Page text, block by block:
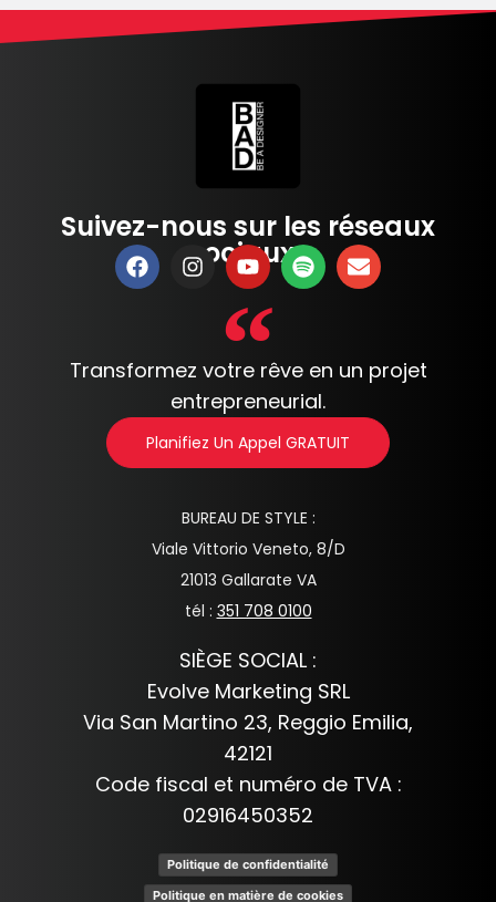
Suivez-nous sur les réseaux
sociaux :
Transformez votre rêve en un projet
entrepreneurial.
Planifiez Un Appel GRATUIT
BUREAU DE STYLE :
Viale Vittorio Veneto, 8/D
21013 Gallarate VA
tél : 351 708 0100
SIÈGE SOCIAL :
Evolve Marketing SRL
Via San Martino 23, Reggio Emilia,
42121
Code fiscal et numéro de TVA :
02916450352
Politique de confidentialité
Politique en matière de cookies